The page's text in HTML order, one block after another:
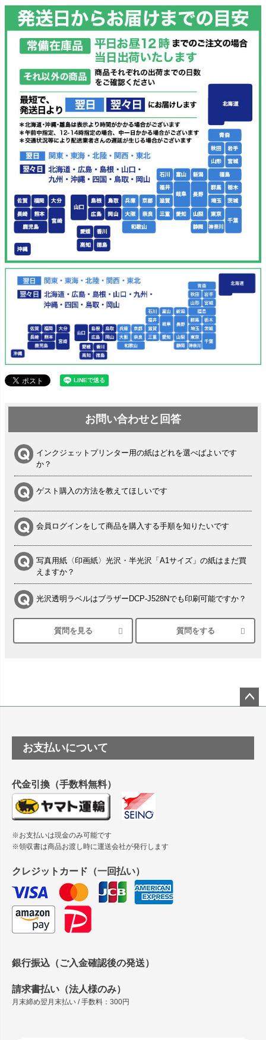
お問い合わせと回答
インクジェットプリンター用の紙はどれを選べばよいです
か？
ゲスト購入の方法を教えてほしいです
会員ログインをして商品を購入する手順を知りたいです
写真用紙〈印画紙〉光沢・半光沢「A1サイズ」の紙はまだ買
えますか？
光沢透明ラベルはブラザーDCP-J528Nでも印刷可能ですか？
シルバーペーパーにEPSON EP-30VAで印刷するときの設定
は？
塩ビのロール紙で離型紙が透明の商品はありますか
つや消し半透明ラベルのロールタイプはありますか？
縦420mm×横650mmの包装紙に適した紙はありますか？
質問を見る 質問をする
ップ
お支払いについて
代金引換（手数料無料）
※お支払いは現金のみ可能です
※領収書は商品お渡し時に運送会社が発行します
クレジットカード（一回払い）
銀行振込（ご入金確認後の発送）
請求書払い（法人様のみ）
月末締め翌月末払い / 手数料：300円